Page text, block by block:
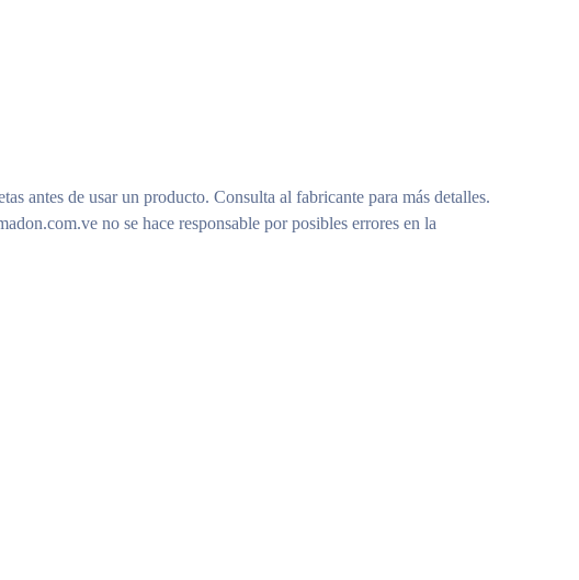
antes de usar un producto. Consulta al fabricante para más detalles.
no se hace responsable por posibles errores en la